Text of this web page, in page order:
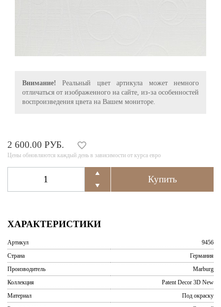
Внимание! Реальный цвет артикула может немного
отличаться от изображенного на сайте, из-за особенностей
воспроизведения цвета на Вашем мониторе.
2 600.00 РУБ.
Цены обновляются каждый день в зависимости от курса евро
ХАРАКТЕРИСТИКИ
Артикул
9456
Страна
Германия
Производитель
Marburg
Коллекция
Patent Decor 3D New
Материал
Под окраску